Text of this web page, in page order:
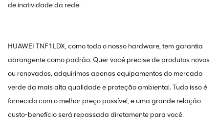
de inatividade da rede.
HUAWEI TNF1LDX, como todo o nosso hardware, tem garantia
abrangente como padrão. Quer você precise de produtos novos
ou renovados, adquirimos apenas equipamentos do mercado
verde da mais alta qualidade e proteção ambiental. Tudo isso é
fornecido com o melhor preço possível, e uma grande relação
custo-benefício será repassada diretamente para você.